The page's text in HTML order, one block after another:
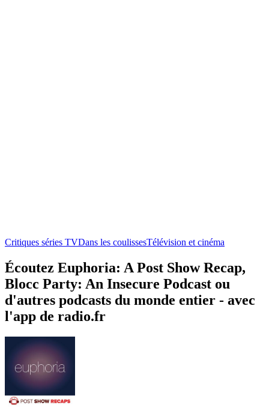
Critiques séries TVDans les coulissesTélévision et cinéma
Écoutez Euphoria: A Post Show Recap,
Blocc Party: An Insecure Podcast ou
d'autres podcasts du monde entier - avec
l'app de radio.fr